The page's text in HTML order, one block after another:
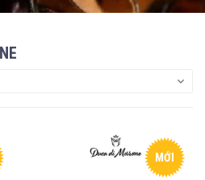
MỚI